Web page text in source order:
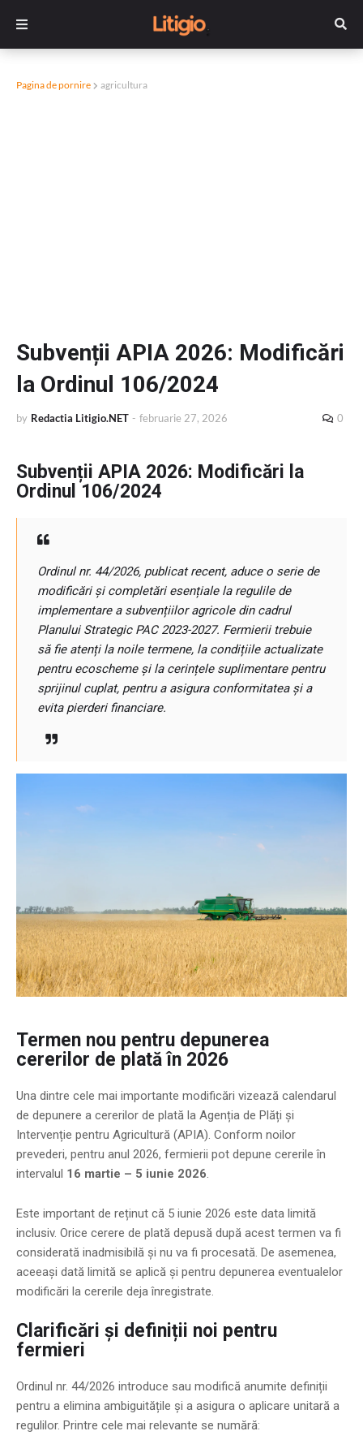
Pagina de pornire agricultura
Subvenții APIA 2026: Modificări
la Ordinul 106/2024
by Redactia Litigio.NET - februarie 27, 2026 0
Subvenții APIA 2026: Modificări la
Ordinul 106/2024
Ordinul nr. 44/2026, publicat recent, aduce o serie de
modificări și completări esențiale la regulile de
implementare a subvențiilor agricole din cadrul
Planului Strategic PAC 2023-2027. Fermierii trebuie
să fie atenți la noile termene, la condițiile actualizate
pentru ecoscheme și la cerințele suplimentare pentru
sprijinul cuplat, pentru a asigura conformitatea și a
evita pierderi financiare.
Termen nou pentru depunerea
cererilor de plată în 2026
Una dintre cele mai importante modificări vizează calendarul
de depunere a cererilor de plată la Agenția de Plăți și
Intervenție pentru Agricultură (APIA). Conform noilor
prevederi, pentru anul 2026, fermierii pot depune cererile în
intervalul 16 martie – 5 iunie 2026.
Este important de reținut că 5 iunie 2026 este data limită
inclusiv. Orice cerere de plată depusă după acest termen va fi
considerată inadmisibilă și nu va fi procesată. De asemenea,
aceeași dată limită se aplică și pentru depunerea eventualelor
modificări la cererile deja înregistrate.
Clarificări și definiții noi pentru
fermieri
Ordinul nr. 44/2026 introduce sau modifică anumite definiții
pentru a elimina ambiguitățile și a asigura o aplicare unitară a
regulilor. Printre cele mai relevante se numără: